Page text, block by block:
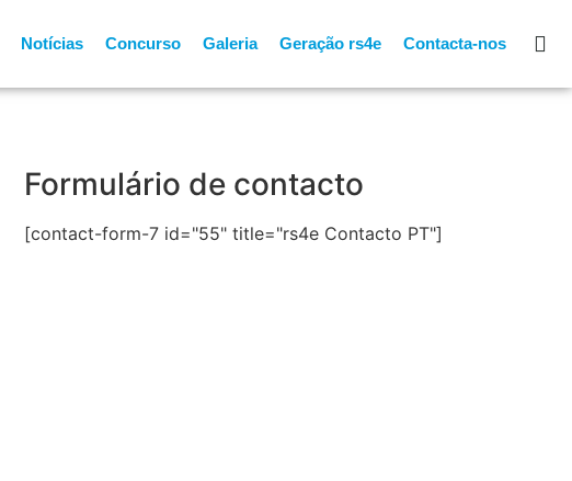
Notícias Concurso Galeria Geração rs4e Contacta-nos
Formulário de contacto
[contact-form-7 id="55" title="rs4e Contacto PT"]